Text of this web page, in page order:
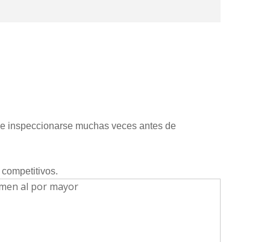
inspeccionarse muchas veces antes de
al por mayor